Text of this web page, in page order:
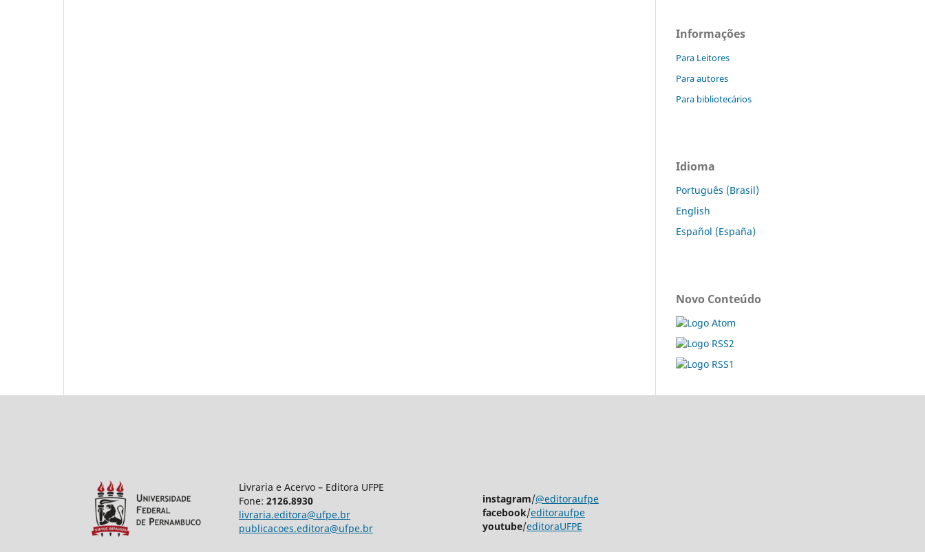
Informações
Para Leitores
Para autores
Para bibliotecários
Idioma
Português (Brasil)
English
Español (España)
Novo Conteúdo
Livraria e Acervo – Editora UFPE
Fone: 2126.8930
livraria.editora@ufpe.br
publicacoes.editora@ufpe.br
instagram/@editoraufpe
facebook/editoraufpe
youtube/editoraUFPE